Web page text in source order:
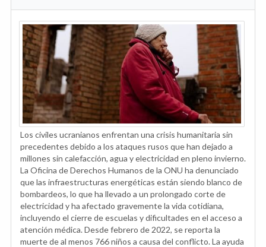
Los civiles ucranianos enfrentan una crisis humanitaria sin
precedentes debido a los ataques rusos que han dejado a
millones sin calefacción, agua y electricidad en pleno invierno.
La Oficina de Derechos Humanos de la ONU ha denunciado
que las infraestructuras energéticas están siendo blanco de
bombardeos, lo que ha llevado a un prolongado corte de
electricidad y ha afectado gravemente la vida cotidiana,
incluyendo el cierre de escuelas y dificultades en el acceso a
atención médica. Desde febrero de 2022, se reporta la
muerte de al menos 766 niños a causa del conflicto. La ayuda